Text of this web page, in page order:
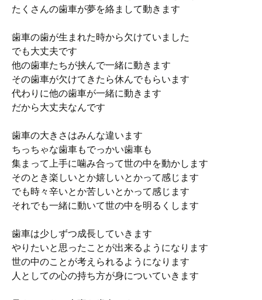
たくさんの歯車が夢を絡まして動きます
歯車の歯が生まれた時から欠けていました
でも大丈夫です
他の歯車たちが挟んで一緒に動きます
その歯車が欠けてきたら休んでもらいます
代わりに他の歯車が一緒に動きます
だから大丈夫なんです
歯車の大きさはみんな違います
ちっちゃな歯車もでっかい歯車も
集まって上手に噛み合って世の中を動かします
そのとき楽しいとか嬉しいとかって感じます
でも時々辛いとか苦しいとかって感じます
それでも一緒に動いて世の中を明るくします
歯車は少しずつ成長していきます
やりたいと思ったことが出来るようになります
世の中のことが考えられるようになります
人としての心の持ち方が身についていきます